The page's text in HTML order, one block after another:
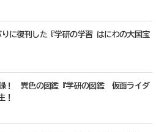
りに復刊した『学研の学習 はにわの大国宝
！ 異色の図鑑『学研の図鑑 仮面ライダ
！